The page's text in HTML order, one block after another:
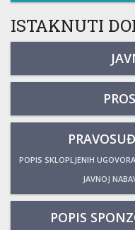
ISTAKNUTI
POPIS SKLOPLJENIH
JAVNOJ
POPIS